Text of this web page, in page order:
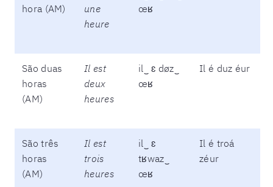
hora (AM)
une
heure
œʁ
São duas
horas
(AM)
Il est
deux
heures
il‿ ɛ døz‿
œʁ
Il é duz éur
São três
horas
(AM)
Il est
trois
heures
il‿ ɛ
tʁwaz‿
œʁ
Il é troá
zéur